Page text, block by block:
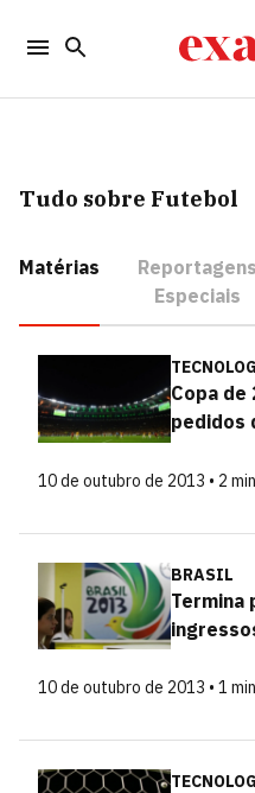
Tudo sobre Futebol
Matérias
Reportagens
Especiais
Copa de
pedidos
10 de outubro de 2013 • 2
BRASIL
Termina
10 de outubro de 2013 • 1